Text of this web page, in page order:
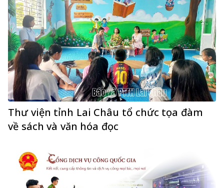
Thư viện tỉnh Lai Châu tổ chức tọa đàm
về sách và văn hóa đọc